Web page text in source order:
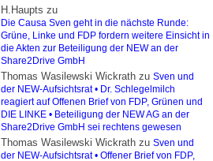
H.Haupts zu
Die Causa Sven geht in die nächste Runde:
Grüne, Linke und FDP fordern weitere Einsicht in
die Akten zur Beteiligung der NEW an der
Share2Drive GmbH
Thomas Wasilewski Wickrath zu Sven und
der NEW-Aufsichtsrat • Dr. Schlegelmilch
reagiert auf Offenen Brief von FDP, Grünen und
DIE LINKE • Beteiligung der NEW AG an der
Share2Drive GmbH sei rechtens gewesen
Thomas Wasilewski Wickrath zu Sven und
der NEW-Aufsichtsrat • Offener Brief von FDP,